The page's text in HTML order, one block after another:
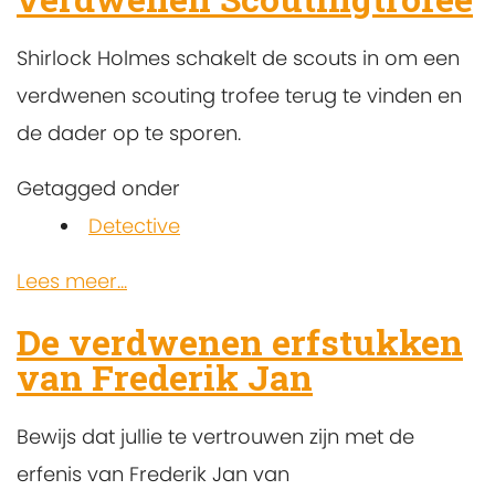
Shirlock Holmes schakelt de scouts in om een
verdwenen scouting trofee terug te vinden en
de dader op te sporen.
Getagged onder
Detective
Lees meer...
De verdwenen erfstukken
van Frederik Jan
Bewijs dat jullie te vertrouwen zijn met de
erfenis van Frederik Jan van